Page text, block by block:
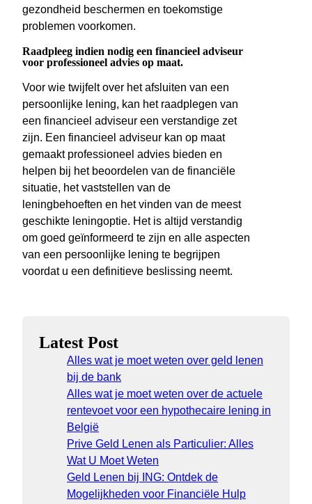
gezondheid beschermen en toekomstige
problemen voorkomen.
Raadpleeg indien nodig een financieel adviseur
voor professioneel advies op maat.
Voor wie twijfelt over het afsluiten van een
persoonlijke lening, kan het raadplegen van
een financieel adviseur een verstandige zet
zijn. Een financieel adviseur kan op maat
gemaakt professioneel advies bieden en
helpen bij het beoordelen van de financiële
situatie, het vaststellen van de
leningbehoeften en het vinden van de meest
geschikte leningoptie. Het is altijd verstandig
om goed geïnformeerd te zijn en alle aspecten
van een persoonlijke lening te begrijpen
voordat u een definitieve beslissing neemt.
Latest Post
Alles wat je moet weten over geld lenen
bij de bank
Alles wat je moet weten over de actuele
rentevoet voor een hypothecaire lening in
België
Prive Geld Lenen als Particulier: Alles
Wat U Moet Weten
Geld Lenen bij ING: Ontdek de
Mogelijkheden voor Financiële Hulp